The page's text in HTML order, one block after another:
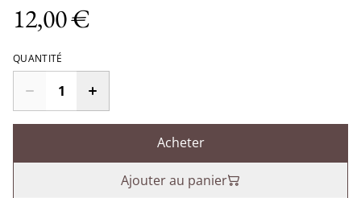
12,00 €
QUANTITÉ
Acheter
Ajouter au panier